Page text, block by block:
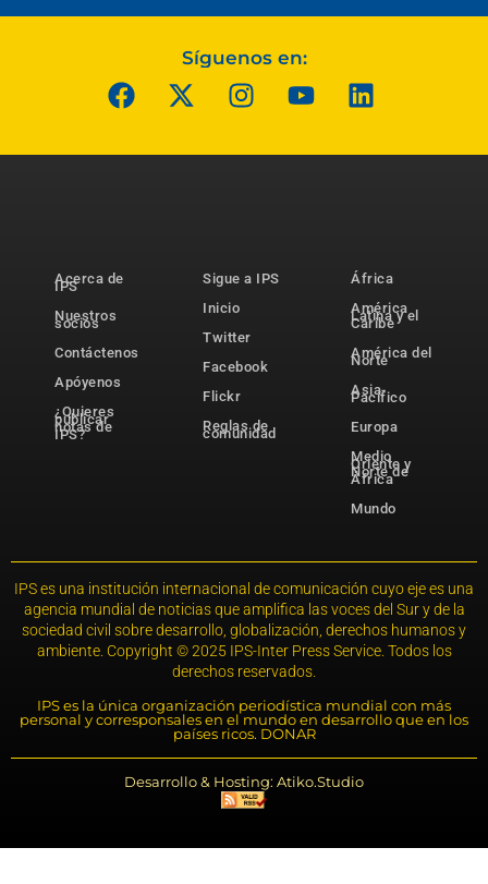
Síguenos en:
Acerca de
IPS
Nuestros
socios
Contáctenos
Apóyenos
¿Quieres
publicar
notas de
IPS?
Sigue a IPS
Inicio
Twitter
Facebook
Flickr
Reglas de
comunidad
África
América
Latina y el
Caribe
América del
Norte
Asia-
Pacífico
Europa
Medio
Oriente y
Norte de
África
Mundo
IPS es una institución internacional de comunicación cuyo eje es una
agencia mundial de noticias que amplifica las voces del Sur y de la
sociedad civil sobre desarrollo, globalización, derechos humanos y
ambiente. Copyright © 2025 IPS-Inter Press Service. Todos los
derechos reservados.
IPS es la única organización periodística mundial con más
personal y corresponsales en el mundo en desarrollo que en los
países ricos. DONAR
Desarrollo & Hosting: Atiko.Studio